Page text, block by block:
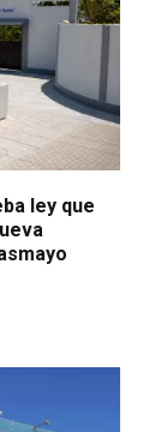
ley que